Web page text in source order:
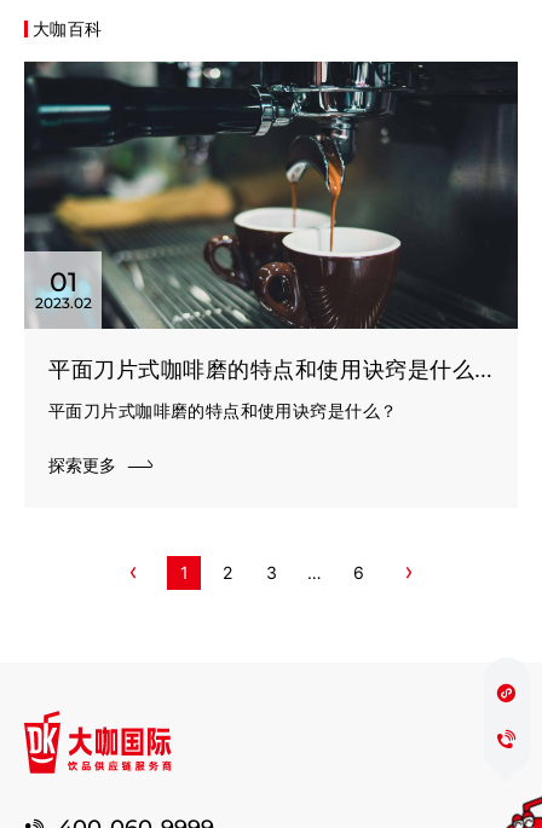
大咖百科
01
2023.02
平面刀片式咖啡磨的特点和使用诀窍是什么？
平面刀片式咖啡磨的特点和使用诀窍是什么？
探索更多
1 2 3 … 6